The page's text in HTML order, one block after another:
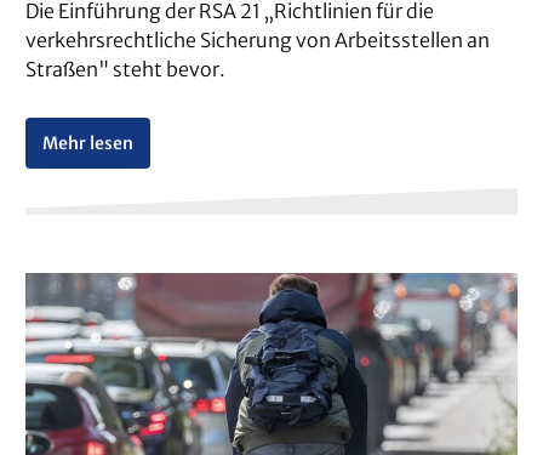
Die Einführung der RSA 21 „Richtlinien für die
verkehrsrechtliche Sicherung von Arbeitsstellen an
Straßen" steht bevor.
Mehr lesen